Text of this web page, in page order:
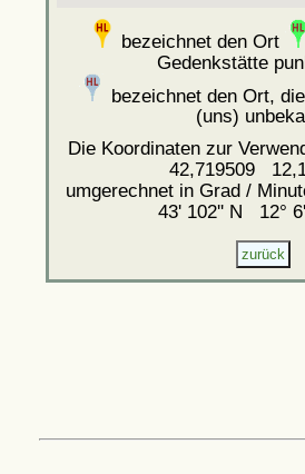
bezeichnet den Ort
Gedenkstätte
bezeichnet den Ort,
(uns)
Die Koordinaten zur
42,719509
umgerechnet in Grad /
43' 102'' N 12°